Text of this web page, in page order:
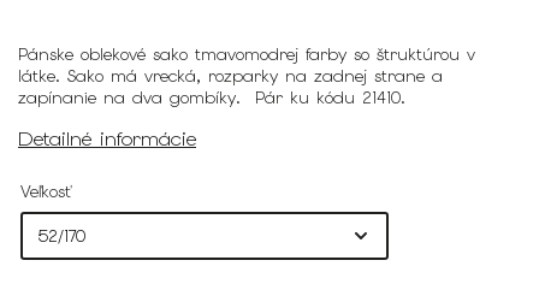
Pánske oblekové sako tmavomodrej farby so štruktúrou v
látke. Sako má vrecká, rozparky na zadnej strane a
zapínanie na dva gombíky. Pár ku kódu 21410.
Detailné informácie
Veľkosť